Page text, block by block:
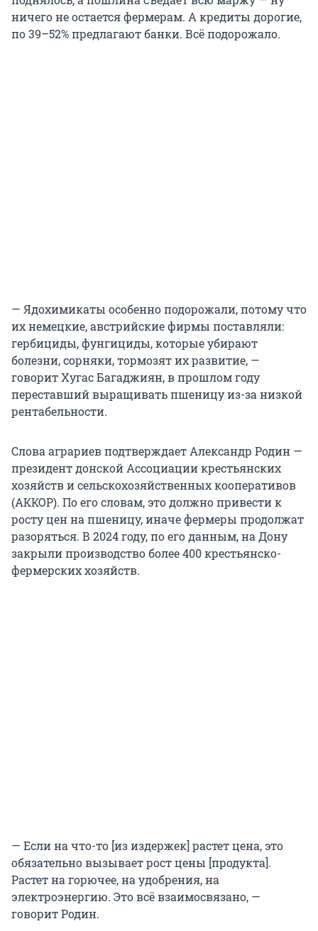
ничего не остается фермерам. А кредиты дорогие,
по 39–52% предлагают банки. Всё подорожало.
— Ядохимикаты особенно подорожали, потому что
их немецкие, австрийские фирмы поставляли:
гербициды, фунгициды, которые убирают
болезни, сорняки, тормозят их развитие, —
говорит Хугас Багаджиян, в прошлом году
переставший выращивать пшеницу из-за низкой
рентабельности.
Слова аграриев подтверждает Александр Родин —
президент донской Ассоциации крестьянских
хозяйств и сельскохозяйственных кооперативов
(АККОР). По его словам, это должно привести к
росту цен на пшеницу, иначе фермеры продолжат
разоряться. В 2024 году, по его данным, на Дону
закрыли производство более 400 крестьянско-
фермерских хозяйств.
— Если на что-то [из издержек] растет цена, это
обязательно вызывает рост цены [продукта].
Растет на горючее, на удобрения, на
электроэнергию. Это всё взаимосвязано, —
говорит Родин.